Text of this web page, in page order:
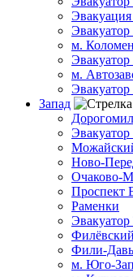
м.
м.
Эвакуатор
Запад
Ново-
Очаково-
Проспект
Раменки
Фили-
м. Юго-